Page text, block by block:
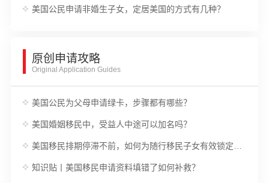
美国公民申请非婚生子女，定居美国的方式有几种？
原创申请攻略
Original Application Guides
美国公民为父母申请绿卡，步骤都有哪些？
美国婚姻移民中，受益人中途可以加名吗？
美国移民排期停滞不前，如何为随行移民子女有效锁定CSPA年龄？
知识贴丨美国移民申请资料填错了如何补救？